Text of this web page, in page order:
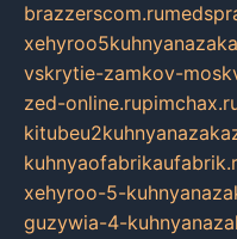
brazzerscom.ru
vskrytie-zamkov-
zed-online.ru
xehyroo-5-
guzywia-4-